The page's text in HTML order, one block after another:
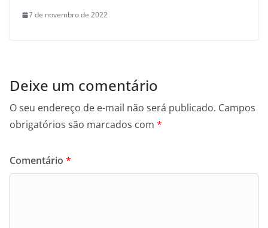
7 de novembro de 2022
Deixe um comentário
O seu endereço de e-mail não será publicado. Campos
obrigatórios são marcados com *
Comentário *